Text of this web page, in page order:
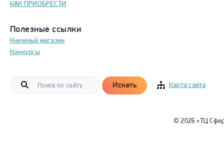
КАК ПРИОБРЕСТИ
Полезные ссылки
Книжный магазин
Конкурсы
Искать Карта сайта
© 2026 «ТЦ